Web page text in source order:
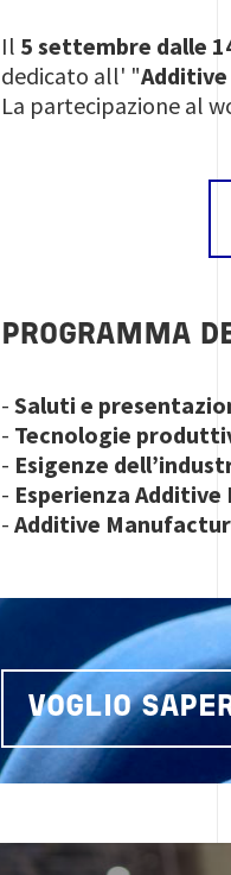
Il 5 settembre dalle
dedicato all' "
La partecipazione al
PROGRAMMA
-Saluti e
- Tecnologie
- Esigenze
- Esperienza Additive
- Additive
VOGLIO